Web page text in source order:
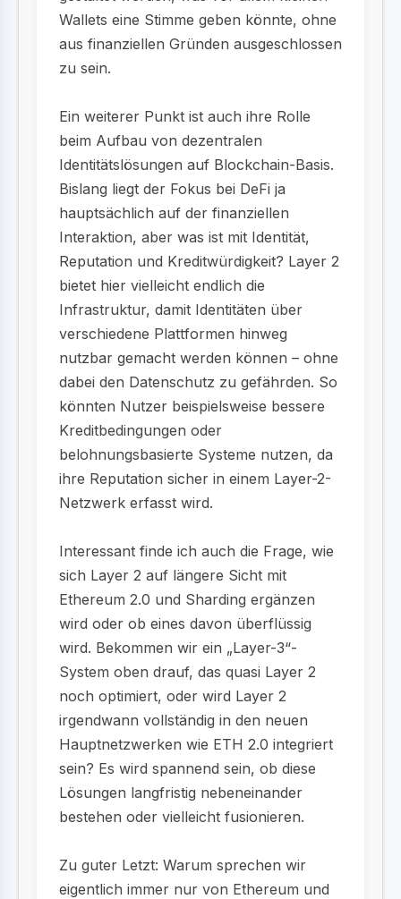
Wallets eine Stimme geben könnte, ohne
aus finanziellen Gründen ausgeschlossen
zu sein.
Ein weiterer Punkt ist auch ihre Rolle
beim Aufbau von dezentralen
Identitätslösungen auf Blockchain-Basis.
Bislang liegt der Fokus bei DeFi ja
hauptsächlich auf der finanziellen
Interaktion, aber was ist mit Identität,
Reputation und Kreditwürdigkeit? Layer 2
bietet hier vielleicht endlich die
Infrastruktur, damit Identitäten über
verschiedene Plattformen hinweg
nutzbar gemacht werden können – ohne
dabei den Datenschutz zu gefährden. So
könnten Nutzer beispielsweise bessere
Kreditbedingungen oder
belohnungsbasierte Systeme nutzen, da
ihre Reputation sicher in einem Layer-2-
Netzwerk erfasst wird.
Interessant finde ich auch die Frage, wie
sich Layer 2 auf längere Sicht mit
Ethereum 2.0 und Sharding ergänzen
wird oder ob eines davon überflüssig
wird. Bekommen wir ein „Layer-3“-
System oben drauf, das quasi Layer 2
noch optimiert, oder wird Layer 2
irgendwann vollständig in den neuen
Hauptnetzwerken wie ETH 2.0 integriert
sein? Es wird spannend sein, ob diese
Lösungen langfristig nebeneinander
bestehen oder vielleicht fusionieren.
Zu guter Letzt: Warum sprechen wir
eigentlich immer nur von Ethereum und